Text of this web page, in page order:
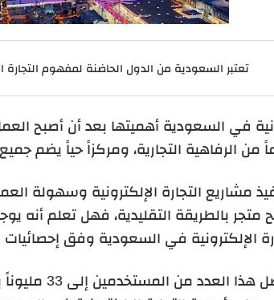
تعتبر السعودية من الدول الحاضنة لمفهوم التجارة
في السعودية أهميتها بعد أن أصبح
من الرفاهية التجارية، ومركزاً حياً يضم جميع
مشاريع التجارة الإلكترونية وسهولة
الإلكترونية في السعودية وفق إحصائيات عام